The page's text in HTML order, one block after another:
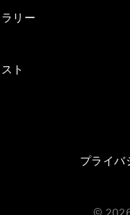
リー
ト
プライバ